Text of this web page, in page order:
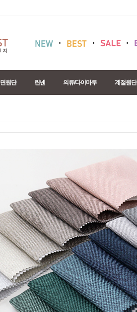
면원단 린넨 의류/다이마루 계절원단